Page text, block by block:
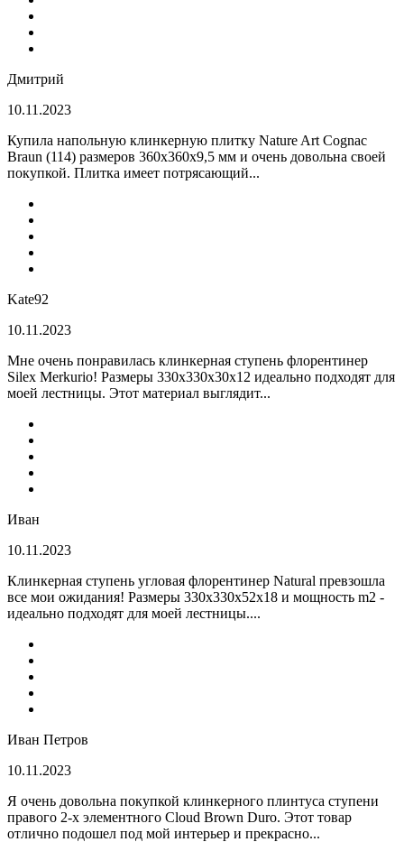
Дмитрий
10.11.2023
Купила напольную клинкерную плитку Nature Art Cognac
Braun (114) размеров 360x360x9,5 мм и очень довольна своей
покупкой. Плитка имеет потрясающий...
Kate92
10.11.2023
Мне очень понравилась клинкерная ступень флорентинер
Silex Merkurio! Размеры 330х330х30х12 идеально подходят для
моей лестницы. Этот материал выглядит...
Иван
10.11.2023
Клинкерная ступень угловая флорентинер Natural превзошла
все мои ожидания! Размеры 330х330х52х18 и мощность m2 -
идеально подходят для моей лестницы....
Иван Петров
10.11.2023
Я очень довольна покупкой клинкерного плинтуса ступени
правого 2-х элементного Cloud Brown Duro. Этот товар
отлично подошел под мой интерьер и прекрасно...